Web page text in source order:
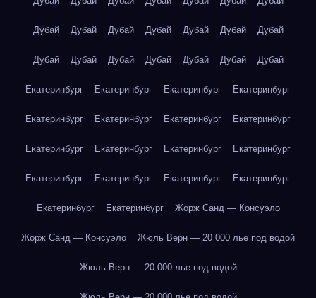
Дубай Дубай Дубай Дубай Дубай Дубай Дубай
Дубай Дубай Дубай Дубай Дубай Дубай Дубай
Екатеринбург Екатеринбург Екатеринбург Екатеринбург
Екатеринбург Екатеринбург Екатеринбург Екатеринбург
Екатеринбург Екатеринбург Екатеринбург Екатеринбург
Екатеринбург Екатеринбург Екатеринбург Екатеринбург
Екатеринбург Екатеринбург Жорж Санд — Консуэло
Жорж Санд — Консуэло Жюль Верн — 20 000 лье под водой
Жюль Верн — 20 000 лье под водой